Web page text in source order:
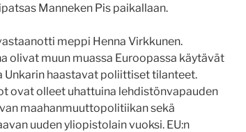
Manneken Pis paikallaan.
meppi Henna Virkkunen.
olivat muun muassa Euroopassa käytävät
Unkarin haastavat poliittiset tilanteet.
ovat olleet uhattuina lehdistönvapauden
maahanmuuttopolitiikan sekä
uuden yliopistolain vuoksi. EU:n